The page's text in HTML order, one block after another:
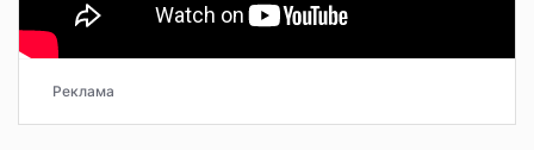
Реклама